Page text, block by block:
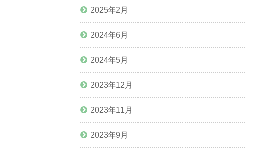
2025年2月
2024年6月
2024年5月
2023年12月
2023年11月
2023年9月